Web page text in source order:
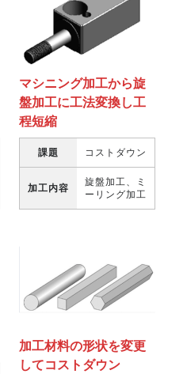
マシニング加工から旋
盤加工に工法変換し工
程短縮
課題 コストダウン
加工内容
旋盤加工、ミ
ーリング加工
加工材料の形状を変更
してコストダウン